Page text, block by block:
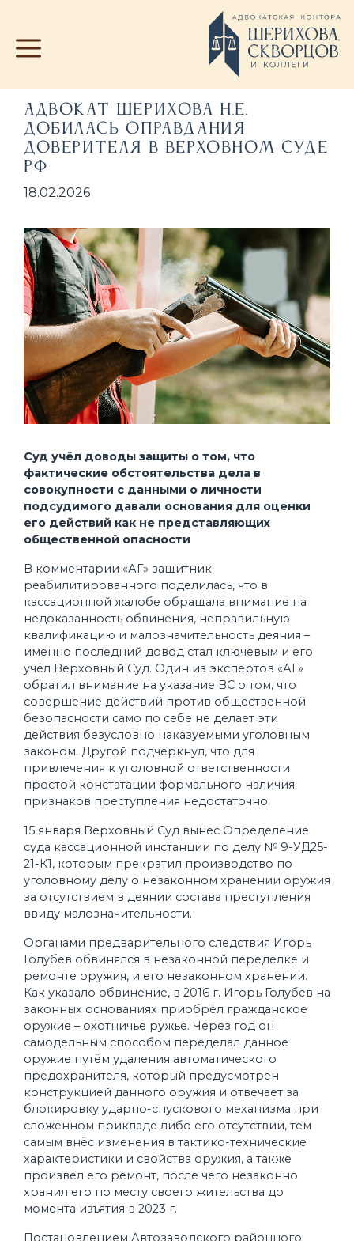
содержимому
Адвокат Шерихова Н.Е.
добилась оправдания
доверителя в Верховном Суде
РФ
18.02.2026
Суд учёл доводы защиты о том, что
фактические обстоятельства дела в
совокупности с данными о личности
подсудимого давали основания для оценки
его действий как не представляющих
общественной опасности
В комментарии «АГ» защитник
реабилитированного поделилась, что в
кассационной жалобе обращала внимание на
недоказанность обвинения, неправильную
квалификацию и малозначительность деяния –
именно последний довод стал ключевым и его
учёл Верховный Суд. Один из экспертов «АГ»
обратил внимание на указание ВС о том, что
совершение действий против общественной
безопасности само по себе не делает эти
действия безусловно наказуемыми уголовным
законом. Другой подчеркнул, что для
привлечения к уголовной ответственности
простой констатации формального наличия
признаков преступления недостаточно.
15 января Верховный Суд вынес Определение
суда кассационной инстанции по делу № 9-УД25-
21-К1, которым прекратил производство по
уголовному делу о незаконном хранении оружия
за отсутствием в деянии состава преступления
ввиду малозначительности.
Органами предварительного следствия Игорь
Голубев обвинялся в незаконной переделке и
ремонте оружия, и его незаконном хранении.
Как указало обвинение, в 2016 г. Игорь Голубев на
законных основаниях приобрёл гражданское
оружие – охотничье ружье. Через год он
самодельным способом переделал данное
оружие путём удаления автоматического
предохранителя, который предусмотрен
конструкцией данного оружия и отвечает за
блокировку ударно-спускового механизма при
сложенном прикладе либо его отсутствии, тем
самым внёс изменения в тактико-технические
характеристики и свойства оружия, а также
произвёл его ремонт, после чего незаконно
хранил его по месту своего жительства до
момента изъятия в 2023 г.
Постановлением Автозаводского районного